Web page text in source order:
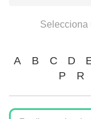
Selecciona
A B C D
P
R